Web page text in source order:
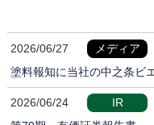
2026/06/27
メディア
塗料報知に当社の中之条ビ
2026/06/24
IR